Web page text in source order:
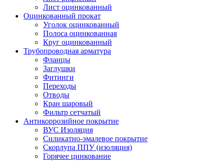
Лист оцинкованный
Оцинкованный прокат
Уголок оцинкованный
Полоса оцинкованная
Круг оцинкованный
Трубопроводная арматура
Фланцы
Заглушки
Фитинги
Переходы
Отводы
Кран шаровый
Фильтр сетчатый
Антикоррозийное покрытие
ВУС Изоляция
Силикатно-эмалевое покрытие
Скорлупа ППУ (изоляция)
Горячее цинкование